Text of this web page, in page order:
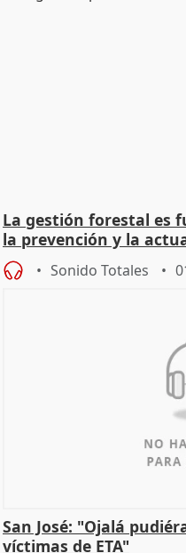
La gestión forestal es
la prevención y la
Sonido Totales
San José: "Ojalá
víctimas de ETA"